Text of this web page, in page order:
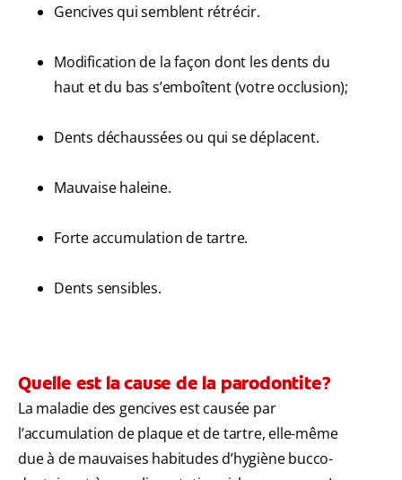
Gencives qui semblent rétrécir.
Modification de la façon dont les dents du
haut et du bas s’emboîtent (votre occlusion);
Dents déchaussées ou qui se déplacent.
Mauvaise haleine.
Forte accumulation de tartre.
Dents sensibles.
Quelle est la cause de la parodontite?
La maladie des gencives est causée par
l’accumulation de plaque et de tartre, elle-même
due à de mauvaises habitudes d’hygiène bucco-